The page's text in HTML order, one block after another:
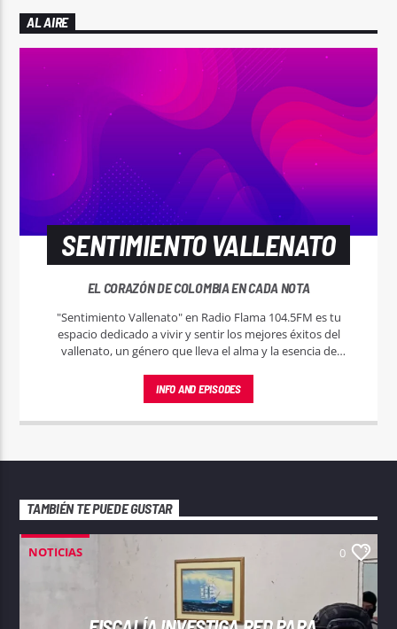
AL AIRE
SENTIMIENTO VALLENATO
EL CORAZÓN DE COLOMBIA EN CADA NOTA
"Sentimiento Vallenato" en Radio Flama 104.5FM es tu
espacio dedicado a vivir y sentir los mejores éxitos del
vallenato, un género que lleva el alma y la esencia de
INFO AND EPISODES
TAMBIÉN TE PUEDE GUSTAR
NOTICIAS 0